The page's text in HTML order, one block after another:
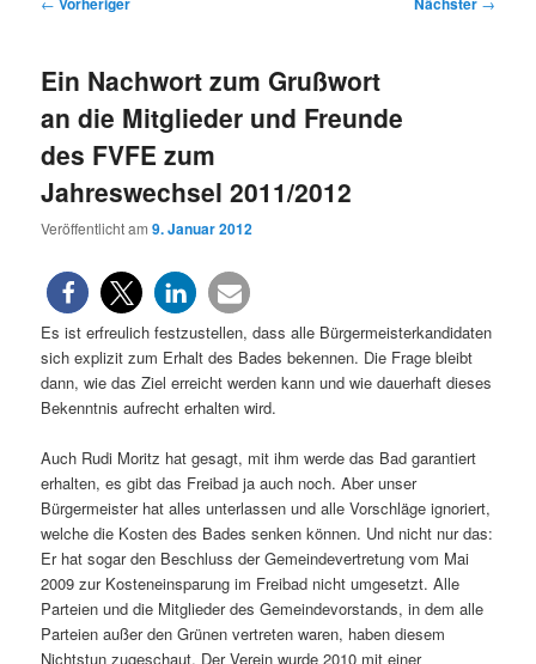
Ein Nachwort zum Grußwort
an die Mitglieder und Freunde
des FVFE zum
Jahreswechsel 2011/2012
Veröffentlicht am9. Januar 2012
Es ist erfreulich festzustellen, dass alle Bürgermeisterkandidaten
sich explizit zum Erhalt des Bades bekennen. Die Frage bleibt
dann, wie das Ziel erreicht werden kann und wie dauerhaft dieses
Bekenntnis aufrecht erhalten wird.
Auch Rudi Moritz hat gesagt, mit ihm werde das Bad garantiert
erhalten, es gibt das Freibad ja auch noch. Aber unser
Bürgermeister hat alles unterlassen und alle Vorschläge ignoriert,
welche die Kosten des Bades senken können. Und nicht nur das:
Er hat sogar den Beschluss der Gemeindevertretung vom Mai
2009 zur Kosteneinsparung im Freibad nicht umgesetzt. Alle
Parteien und die Mitglieder des Gemeindevorstands, in dem alle
Parteien außer den Grünen vertreten waren, haben diesem
Nichtstun zugeschaut. Der Verein wurde 2010 mit einer